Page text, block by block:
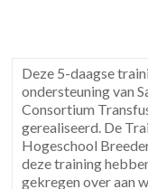
Deze 5-daagse
ondersteuning van
Consortium
gerealiseerd. De
Hogeschool
deze training
gekregen over aan